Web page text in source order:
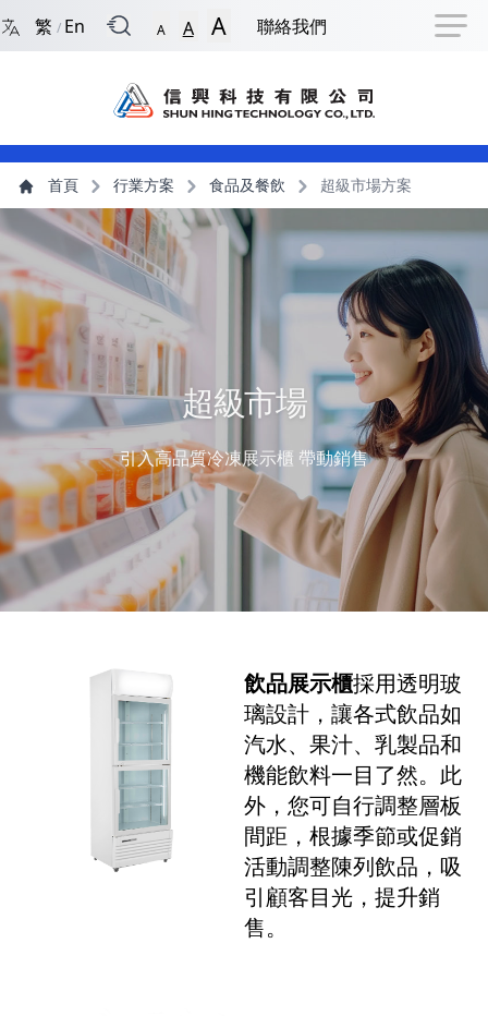
跳到捷徑選項 跳到主導航選單 跳到頁尾
繁 / En A A A 聯絡我們
主導航選單
主內容 首頁 行業方案 食品及餐飲 超級市場方案
超級市場
引入高品質冷凍展示櫃 帶動銷售
飲品展示櫃採用透明玻
璃設計，讓各式飲品如
汽水、果汁、乳製品和
機能飲料一目了然。此
外，您可自行調整層板
間距，根據季節或促銷
活動調整陳列飲品，吸
引顧客目光，提升銷
售。